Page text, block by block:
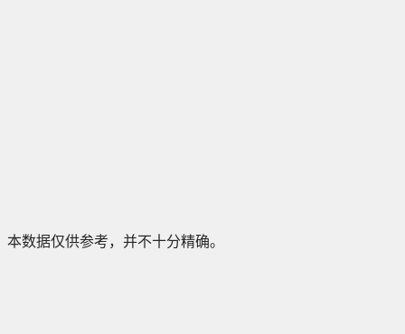
本数据仅供参考，并不十分精确。